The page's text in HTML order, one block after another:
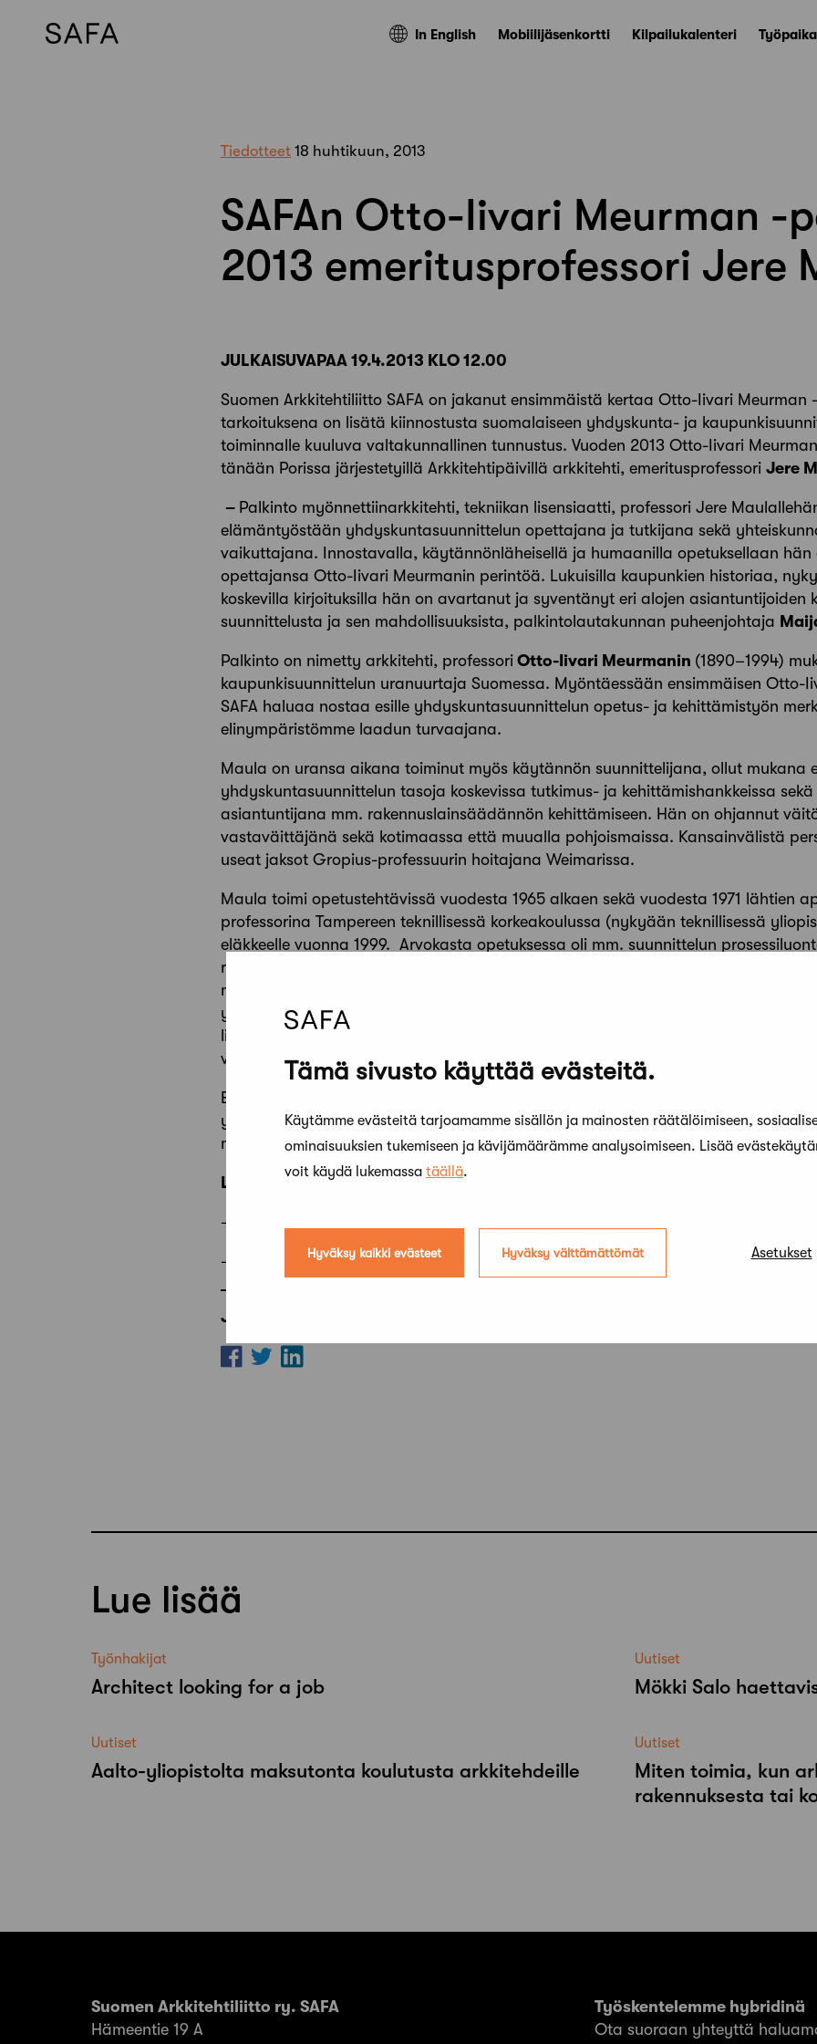
Tämä sivusto käyttää evästeitä.
Käytämme evästeitä tarjoamamme sisällön ja mainosten räätälöimiseen,
ominaisuuksien tukemiseen ja kävijämäärämme analysoimiseen. Lisää
voit käydä lukemassa täällä.
Hyväksy kaikki evästeet Hyväksy välttämättömät Asetukset
In English Mobiilijäsenkortti Kilpailukalenteri
Tiedotteet 18 huhtikuun, 2013
SAFAn Otto-Iivari Meurman -
2013 emeritusprofessori Jere
JULKAISUVAPAA 19.4.2013 KLO 12.00
Suomen Arkkitehtiliitto SAFA on jakanut ensimmäistä kertaa Otto-Iivari Meurman
tarkoituksena on lisätä kiinnostusta suomalaiseen yhdyskunta- ja
toiminnalle kuuluva valtakunnallinen tunnustus. Vuoden 2013 Otto-Iivari
tänään Porissa järjestetyillä Arkkitehtipäivillä arkkitehti, emeritusprofessori Jere
– Palkinto myönnettiinarkkitehti, tekniikan lisensiaatti, professori Jere
elämäntyöstään yhdyskuntasuunnittelun opettajana ja tutkijana sekä
vaikuttajana. Innostavalla, käytännönläheisellä ja humaanilla opetuksellaan
opettajansa Otto-Iivari Meurmanin perintöä. Lukuisilla kaupunkien historiaa,
koskevilla kirjoituksilla hän on avartanut ja syventänyt eri alojen
suunnittelusta ja sen mahdollisuuksista, palkintolautakunnan puheenjohtaja
Palkinto on nimetty arkkitehti, professori Otto-Iivari Meurmanin (1890–1994)
kaupunkisuunnittelun uranuurtaja Suomessa. Myöntäessään ensimmäisen Otto-
SAFA haluaa nostaa esille yhdyskuntasuunnittelun opetus- ja kehittämistyön
elinympäristömme laadun turvaajana.
Maula on uransa aikana toiminut myös käytännön suunnittelijana, ollut mukana
yhdyskuntasuunnittelun tasoja koskevissa tutkimus- ja kehittämishankkeissa
asiantuntijana mm. rakennuslainsäädännön kehittämiseen. Hän on ohjannut
vastaväittäjänä sekä kotimaassa että muualla pohjoismaissa. Kansainvälistä
useat jaksot Gropius-professuurin hoitajana Weimarissa.
Maula toimi opetustehtävissä vuodesta 1965 alkaen sekä vuodesta 1971 lähtien
professorina Tampereen teknillisessä korkeakoulussa (nykyään teknillisessä
eläkkeelle vuonna 1999. Arvokasta opetuksessa oli mm. suunnittelun
ryhmätöiden ja kaupunkisuunnittelua simuloivien roolipelien avulla. Pienoismallit
mittakaavan ja kaupunkitilan hahmottamista. Runsaassa opetusmateriaalissaan
yksinkertaiset ja havainnolliset menetelmät erilaisten käytännön perusasioiden,
liikennejärjestelmän suunnittelemiseksi. Viimeisinä opetusvuosinaan Maula nosti
vastaukseksi aikamme yhdyskuntakehityksen haasteisiin.
Emeritusprofessori Jere Maulan uran vaikuttavuus näkyy laajasti suomalaisessa
yhdyskuntasuunnittelussa. Hänen oppilaitaan toimii nykyisin sekä
merkittävissä kaupunkisuunnittelutehtävissä.
Lisätietoja
– Maija Anttila, palkintolautakunnan puheenjohtaja, puh. 045 854 6161,
– Esko Rautiola, SAFAn puheenjohtaja, puh. 044 271 718,esko.rautiola@safa.fi
Jaa artikkeli
Lue lisää
Työnhakijat
Architect looking for a job
Uutiset
Mökki Salo
Uutiset
Aalto-​yliopistolta maksutonta koulutusta arkkitehdeille
Uutiset
Miten toimia, kun
rakennuksesta tai
Suomen Arkkitehtiliitto ry. SAFA
Hämeentie 19 A
Työskentelemme hybridinä
Ota suoraan yhteyttä